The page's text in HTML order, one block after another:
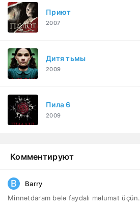
Приют
2007
Дитя тьмы
2009
Пила 6
2009
Комментируют
B Barry
Minnətdaram belə faydalı məlumat üçün.